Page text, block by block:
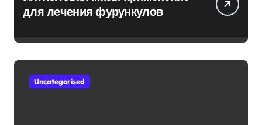
для лечения фурункулов
Uncategorised